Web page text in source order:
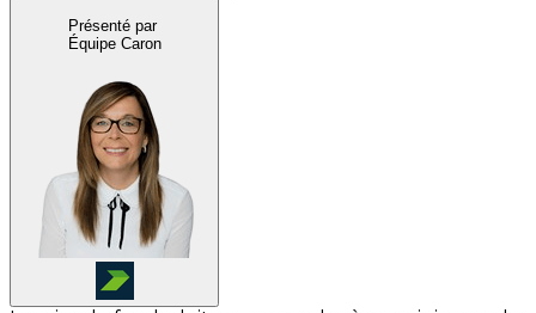
Présenté par
Équipe Caron